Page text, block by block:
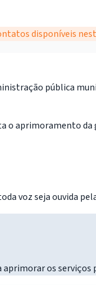
disponíveis
pública
aprimoramento da
voz seja ouvida
aprimorar os